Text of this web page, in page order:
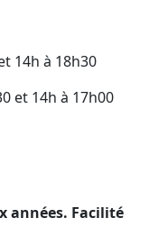
14h à 18h30
et 14h à 17h00
Facilité